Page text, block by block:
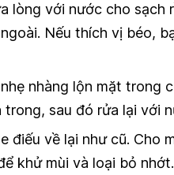
lòng với nước cho sạch
Nếu thích vị béo,
nhàng lộn mặt trong
sau đó rửa lại với
điếu về lại như cũ. Cho
khử mùi và loại bỏ